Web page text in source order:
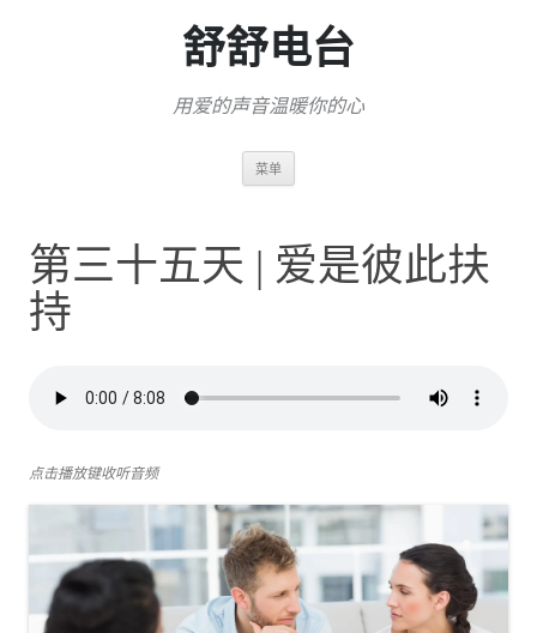
舒舒电台
用爱的声音温暖你的心
菜单
第三十五天 | 爱是彼此扶
持
点击播放键收听音频